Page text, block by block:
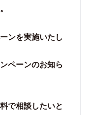
ンを実施いたし
ペーンのお知ら
で相談したいと